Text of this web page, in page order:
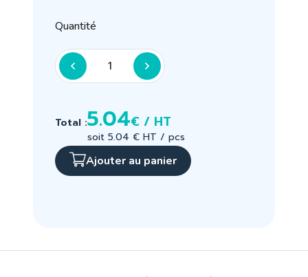
Quantité
Total :5.04€ / HT
soit 5.04 € HT / pcs
Ajouter au panier